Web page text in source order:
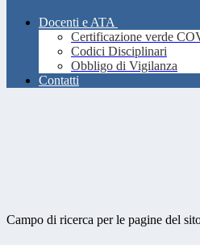
Docenti e ATA
Certificazione verde
Codici Disciplinari
Obbligo di Vigilanza
Contatti
Campo di ricerca per le pagine del